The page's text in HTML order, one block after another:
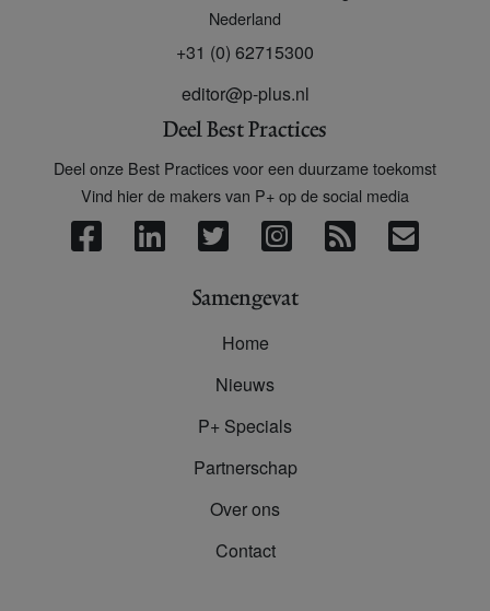
Nederland
+31 (0) 62715300
editor@p-plus.nl
Deel Best Practices
Deel onze Best Practices voor een duurzame toekomst
Vind hier de makers van P+ op de social media
Samengevat
Home
Nieuws
P+ Specials
Partnerschap
Over ons
Contact